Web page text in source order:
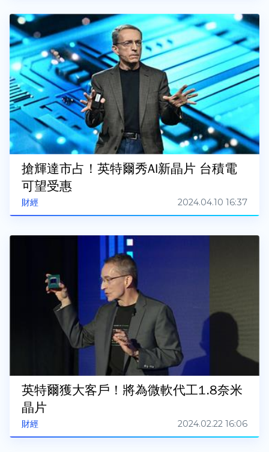
財經
搶輝達市占！英特爾秀AI新晶片 台積電
可望受惠
2024.04.10 16:37
財經
英特爾獲大客戶！將為微軟代工1.8奈米
晶片
2024.02.22 16:06